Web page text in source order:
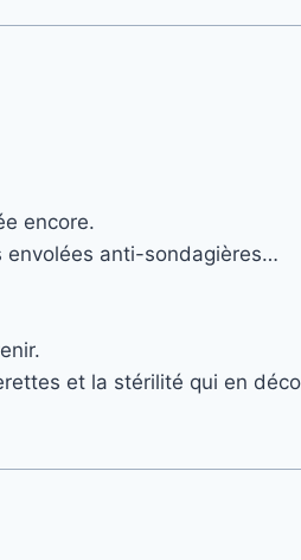
encore.
envolées anti-sondagières…
et la stérilité qui en